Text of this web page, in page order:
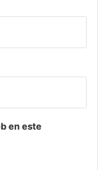
en este